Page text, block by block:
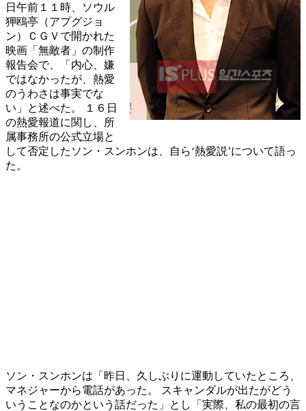
日午前１１時、ソウル
狎鴎亭（アプグジョ
ン）ＣＧＶで開かれた
映画「無敵者」の制作
報告会で、「内心、嫌
ではなかったが、熱愛
のうわさは事実でな
い」と述べた。 １６日
の熱愛報道に関し、所
属事務所の公式立場と
して否定したソン・スンホンは、自ら‘熱愛説’について語っ
た。
ソン・スンホンは「昨日、久しぶりに運動していたところ、
マネジャーから電話があった。 スキャンダルが出たがどう
いうことなのかという話だった」とし「実際、私の最初の言